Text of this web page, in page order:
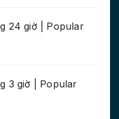
24 giờ | Popular
3 giờ | Popular